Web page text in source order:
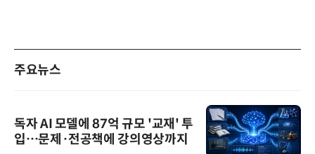
주요뉴스
독자 AI 모델에 87억 규모 '교재' 투
입…문제·전공책에 강의영상까지